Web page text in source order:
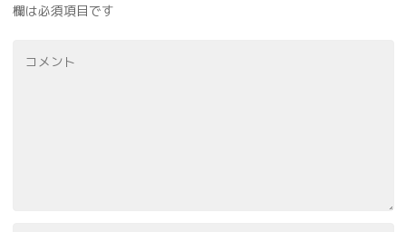
欄は必須項目です